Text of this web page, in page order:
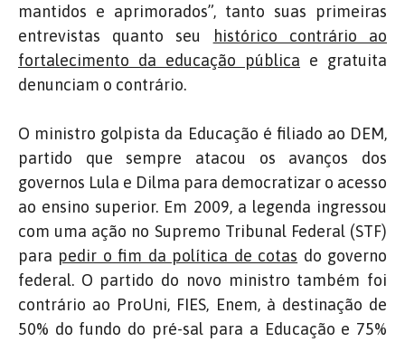
mantidos e aprimorados”, tanto suas primeiras
entrevistas quanto seu
histórico contrário ao
fortalecimento da educação pública e gratuita
denunciam o contrário.
O ministro golpista da Educação é filiado ao DEM,
partido que sempre atacou os avanços dos
governos Lula e Dilma para democratizar o acesso
ao ensino superior. Em 2009, a legenda ingressou
com uma ação no Supremo Tribunal Federal (STF)
para pedir o fim da política de cotas do governo
federal. O partido do novo ministro também foi
contrário ao ProUni, FIES, Enem, à destinação de
50% do fundo do pré-sal para a Educação e 75%